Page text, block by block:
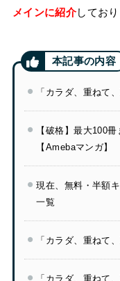
メインに紹介しており
「カラダ、重ねて
【破格】最大100
【Amebaマンガ】
現在、無料・半額
一覧
「カラダ、重ねて
「カラダ、重ねて